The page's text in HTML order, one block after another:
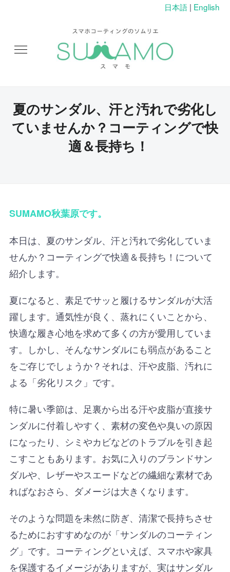
日本語 | English
夏のサンダル、汗と汚れで劣化し
ていませんか？コーティングで快
適＆長持ち！
SUMAMO秋葉原です。
本日は、夏のサンダル、汗と汚れで劣化していま
せんか？コーティングで快適＆長持ち！について
紹介します。
夏になると、素足でサッと履けるサンダルが大活
躍します。通気性が良く、蒸れにくいことから、
快適な履き心地を求めて多くの方が愛用していま
す。しかし、そんなサンダルにも弱点があること
をご存じでしょうか？それは、汗や皮脂、汚れに
よる「劣化リスク」です。
特に暑い季節は、足裏から出る汗や皮脂が直接サ
ンダルに付着しやすく、素材の変色や臭いの原因
になったり、シミやカビなどのトラブルを引き起
こすこともあります。お気に入りのブランドサン
ダルや、レザーやスエードなどの繊細な素材であ
ればなおさら、ダメージは大きくなります。
そのような問題を未然に防ぎ、清潔で長持ちさせ
るためにおすすめなのが「サンダルのコーティン
グ」です。コーティングといえば、スマホや家具
を保護するイメージがありますが、実はサンダル